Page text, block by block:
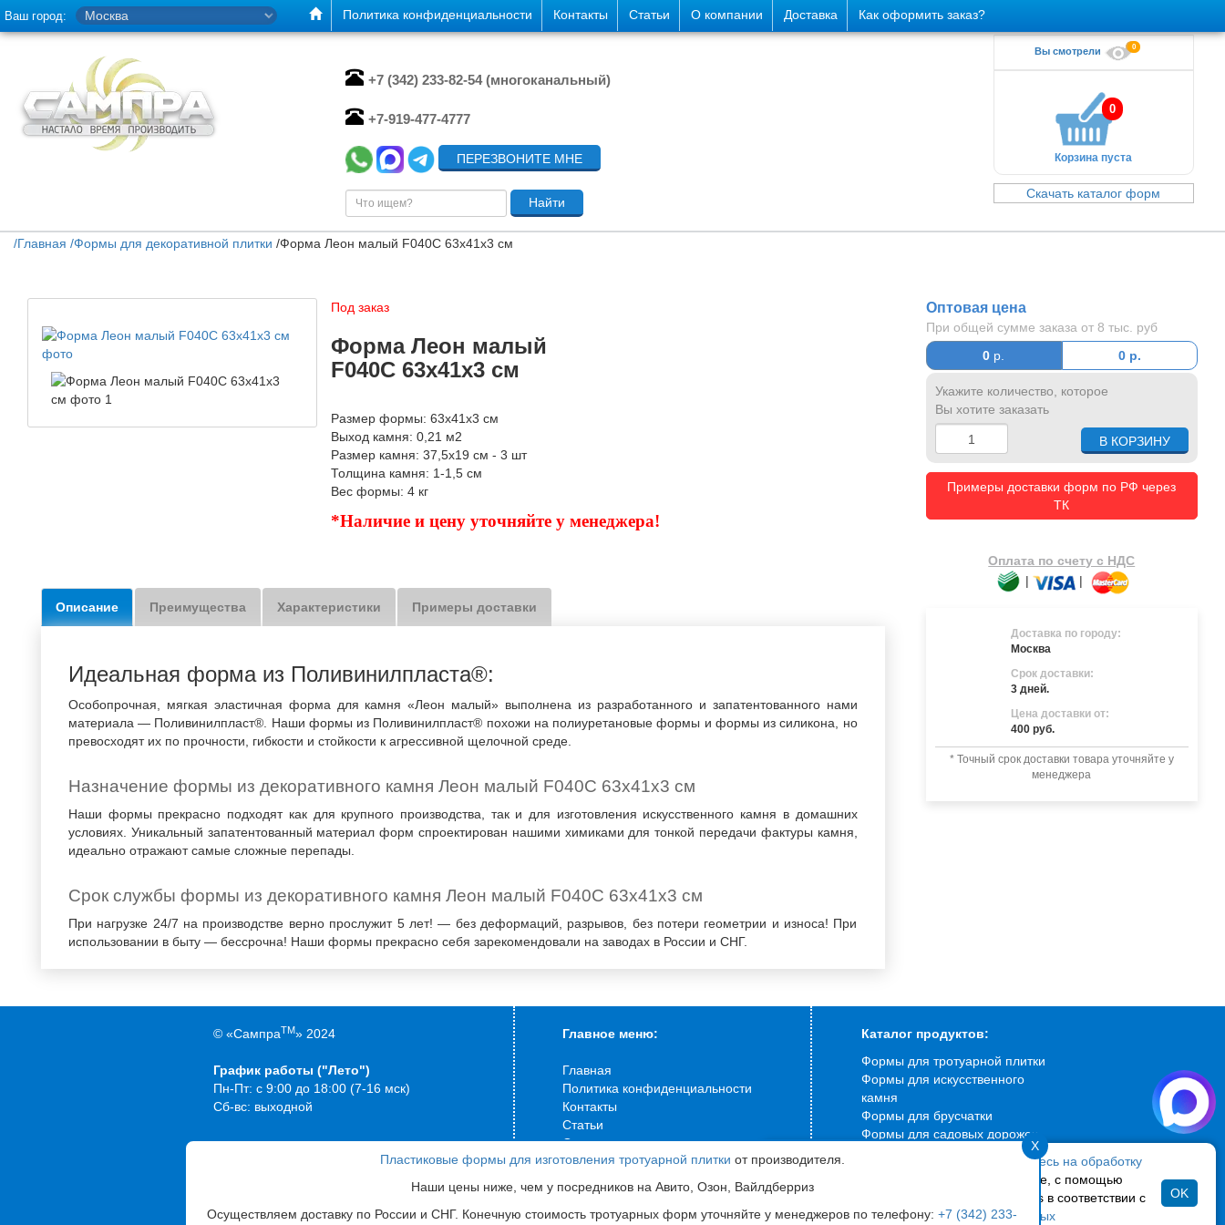
/Главная /Формы для декоративной плитки /Форма Леон малый F040C 63х41х3 см
Под заказ
Форма Леон малый
F040C 63х41х3 см
Размер формы: 63х41х3 см
Выход камня: 0,21 м2
Размер камня: 37,5х19 см - 3 шт
Толщина камня: 1-1,5 см
Вес формы: 4 кг
*Наличие и цену уточняйте у менеджера!
Описание Преимущества Характеристики Примеры доставки
Идеальная форма из Поливинилпласта®:
Особопрочная, мягкая эластичная форма для камня «Леон малый» выполнена из разработанного и запатентованного нами
материала — Поливинилпласт®. Наши формы из Поливинилпласт® похожи на полиуретановые формы и формы из силикона, но
превосходят их по прочности, гибкости и стойкости к агрессивной щелочной среде.
Назначение формы из декоративного камня Леон малый F040C 63х41х3 см
Наши формы прекрасно подходят как для крупного производства, так и для изготовления искусственного камня в домашних
условиях. Уникальный запатентованный материал форм спроектирован нашими химиками для тонкой передачи фактуры камня,
идеально отражают самые сложные перепады.
Срок службы формы из декоративного камня Леон малый F040C 63х41х3 см
При нагрузке 24/7 на производстве верно прослужит 5 лет! — без деформаций, разрывов, без потери геометрии и износа! При
использовании в быту — бессрочна! Наши формы прекрасно себя зарекомендовали на заводах в России и СНГ.
Оптовая цена
При общей сумме заказа от 8 тыс. руб
0 р. 0 р.
Укажите количество, которое
Вы хотите заказать
Примеры доставки форм по РФ через
ТК
Оплата по счету с НДС
|
|
Доставка по городу:
Москва
Срок доставки:
3 дней.
Цена доставки от:
400 руб.
* Точный срок доставки товара уточняйте у
менеджера
X
Пластиковые формы для изготовления тротуарной плитки от производителя.
Наши цены ниже, чем у посредников на Авито, Озон, Вайлдберриз
Осуществляем доставку по России и СНГ. Конечную стоимость тротуарных форм уточняйте у менеджеров по телефону:+7 (342) 233-
Ваш город: Политика конфиденциальности Контакты Статьи О компании Доставка Как оформить заказ?
+7 (342) 233-82-54 (многоканальный)
+7-919-477-4777
ПЕРЕЗВОНИТЕ МНЕ
Вы смотрели 0
0
Корзина пуста
Скачать каталог форм
© «СампраTM» 2024
График работы ("Лето")
Пн-Пт: с 9:00 до 18:00 (7-16 мск)
Сб-вс: выходной
Главное меню:
Главная
Политика конфиденциальности
Контакты
Статьи
О компании
Доставка
Как оформить заказ?
Каталог продуктов:
Формы для тротуарной плитки
Формы для искусственного
камня
Формы для брусчатки
Формы для садовых дорожек
Формы для фасадной плитки
Сампра:г. Пермь ул.Ласьвинская 110
Продолжая использовать сайт,
вы соглашаетесь на обработку
ваших персональных данных
и файлов cookie, с помощью
сервиса «Яндекс Метрика» и Google Analytics в соответствии с
Политикой по обработке персональных данных
OK